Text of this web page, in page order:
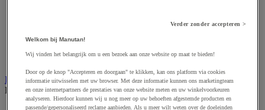
Spanband
Touw en draad
Industriële en magazijnstellingen
Bekijk de hele productgroep
Verder zonder accepteren >
Welkom bij Manutan!
Wij vinden het belangrijk om u een bezoek aan onze website op maat te bieden!
Door op de knop "Accepteren en doorgaan" te klikken, kan ons platform via cookies
informatie uitwisselen met uw browser. Met deze informatie kunnen ons marketingteam
en onze internetpartners de prestaties van onze website meten en uw winkelvoorkeuren
analyseren. Hierdoor kunnen wij u nog meer op uw behoeften afgestemde producten en
passende/gepersonaliseerd reclame aanbieden. Als u meer wilt weten over de doeleinden